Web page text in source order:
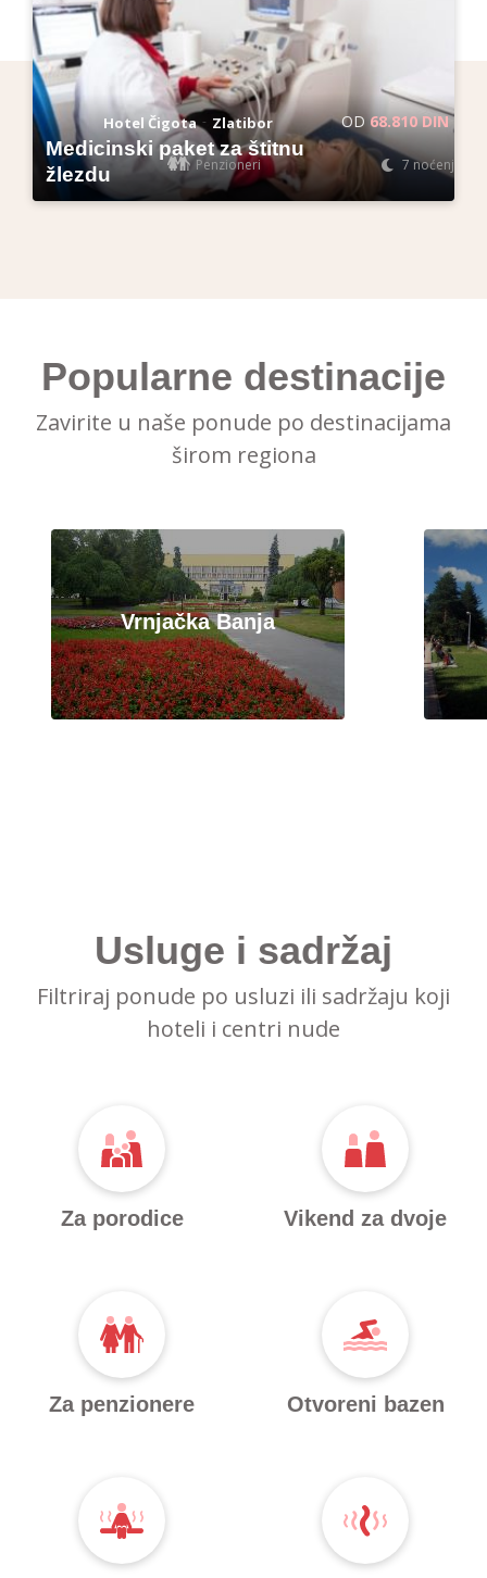
Hotel Čigota - Zlatibor
Medicinski paket za štitnu
žlezdu
OD68.810 DIN
Penzioneri 7 noćenja
Popularne destinacije
Zavirite u naše ponude po destinacijama
širom regiona
Vrnjačka Banja
Usluge i sadržaj
Filtriraj ponude po usluzi ili sadržaju koji
hoteli i centri nude
Za porodice Vikend za dvoje
Za penzionere Otvoreni bazen